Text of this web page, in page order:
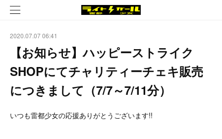
2020.07.07 06:41
【お知らせ】ハッピーストライク
SHOPにてチャリティーチェキ販売
につきまして（7/7～7/11分）
いつも雷都少女の応援ありがとうございます!!